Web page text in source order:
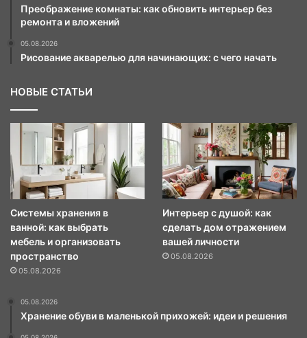
Преображение комнаты: как обновить интерьер без
ремонта и вложений
05.08.2026
Рисование акварелью для начинающих: с чего начать
НОВЫЕ СТАТЬИ
Системы хранения в
ванной: как выбрать
мебель и организовать
пространство
05.08.2026
Интерьер с душой: как
сделать дом отражением
вашей личности
05.08.2026
05.08.2026
Хранение обуви в маленькой прихожей: идеи и решения